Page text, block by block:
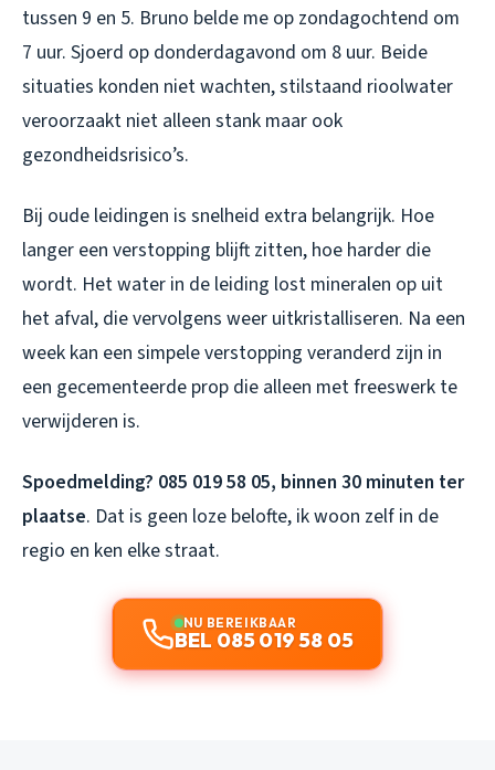
tussen 9 en 5. Bruno belde me op zondagochtend om
7 uur. Sjoerd op donderdagavond om 8 uur. Beide
situaties konden niet wachten, stilstaand rioolwater
veroorzaakt niet alleen stank maar ook
gezondheidsrisico’s.
Bij oude leidingen is snelheid extra belangrijk. Hoe
langer een verstopping blijft zitten, hoe harder die
wordt. Het water in de leiding lost mineralen op uit
het afval, die vervolgens weer uitkristalliseren. Na een
week kan een simpele verstopping veranderd zijn in
een gecementeerde prop die alleen met freeswerk te
verwijderen is.
Spoedmelding? 085 019 58 05, binnen 30 minuten ter
plaatse. Dat is geen loze belofte, ik woon zelf in de
regio en ken elke straat.
NU BEREIKBAAR
BEL 085 019 58 05